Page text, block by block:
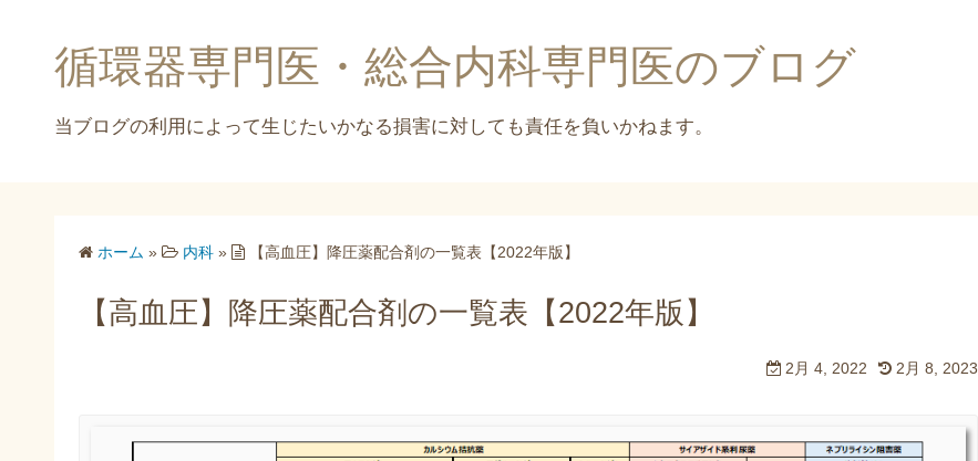
循環器専門医・総合内科専門医のブログ
ホーム » 内科 » 【高血圧】降圧薬配合剤の一覧表【2022年版】
【高血圧】降圧薬配合剤の一覧表【2022年版】
2月 4, 2022 2月 8, 2023